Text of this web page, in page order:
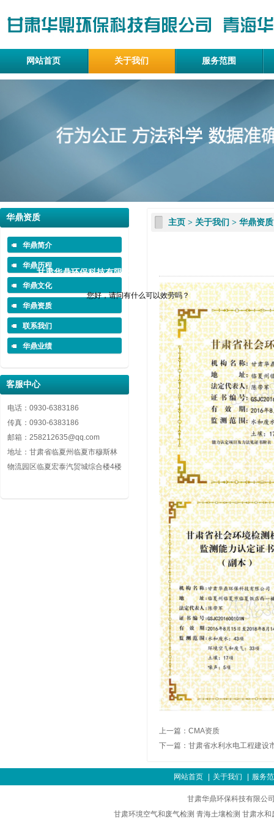
网站首页 关于我们 服务范围
华鼎资质
华鼎简介
华鼎历程
华鼎文化
华鼎资质
联系我们
华鼎业绩
客服中心
电话：0930-6383186
传真：0930-6383186
邮箱：258212635@qq.com
地址：甘肃省临夏州临夏市穆斯林
物流园区临夏宏泰汽贸城综合楼4楼
主页 > 关于我们 > 华鼎资质
上一篇： CMA资质
下一篇： 甘肃省水利水电工程建设
网站首页 关于我们 服务
甘肃华鼎环保科技有限
甘肃环境空气和废气检测 青海土壤检测 甘肃水和
甘肃华鼎环保科技有限公司
您好，请问有什么可以效劳吗？